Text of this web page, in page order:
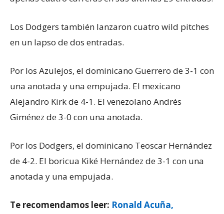
Los Dodgers también lanzaron cuatro wild pitches
en un lapso de dos entradas.
Por los Azulejos, el dominicano Guerrero de 3-1 con
una anotada y una empujada. El mexicano
Alejandro Kirk de 4-1. El venezolano Andrés
Giménez de 3-0 con una anotada.
Por los Dodgers, el dominicano Teoscar Hernández
de 4-2. El boricua Kiké Hernández de 3-1 con una
anotada y una empujada.
Te recomendamos leer: Ronald Acuña,